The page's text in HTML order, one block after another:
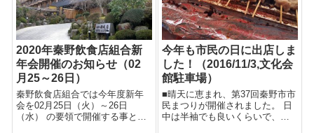
2020年秦野飲食店組合新
年会開催のお知らせ（02
月25～26日）
秦野飲食店組合では今年度新年
会を02月25日（火）～26日
（水） の要領で開催する事とな
今年も市民の日に出店しま
した！（2016/11/3,文化会
館駐車場）
■晴天に恵まれ、第37回秦野市市
民まつりが開催されました。 日
中は半袖でも良いくらいで、当